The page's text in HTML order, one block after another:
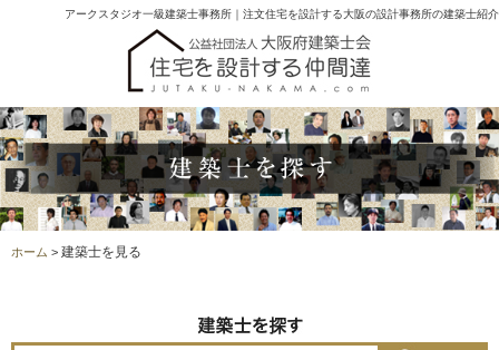
アークスタジオ一級建築士事務所｜注文住宅を設計する大阪の設計事務所の建築士紹介
ホーム > 建築士を見る